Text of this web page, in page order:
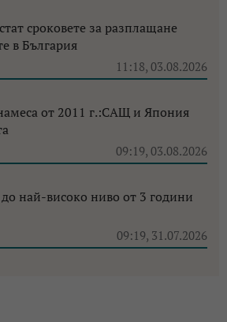
сроковете за разплащане
в България
11:18, 03.08.2026
от 2011 г.:САЩ и Япония
09:19, 03.08.2026
най-високо ниво от 3 години
09:19, 31.07.2026